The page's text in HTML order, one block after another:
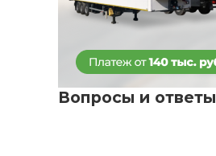
Вопросы и ответы